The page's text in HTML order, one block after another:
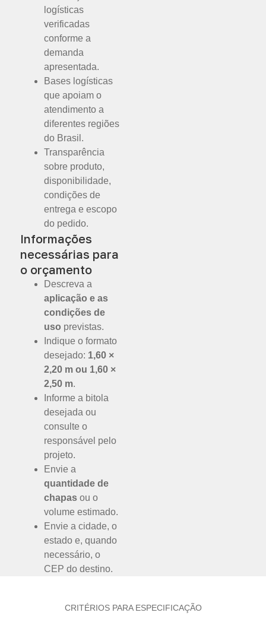
logísticas
verificadas
conforme a
demanda
apresentada.
Bases logísticas
que apoiam o
atendimento a
diferentes regiões
do Brasil.
Transparência
sobre produto,
disponibilidade,
condições de
entrega e escopo
do pedido.
Informações
necessárias para
o orçamento
Descreva a
aplicação e as
condições de
uso previstas.
Indique o formato
desejado: 1,60 ×
2,20 m ou 1,60 ×
2,50 m.
Informe a bitola
desejada ou
consulte o
responsável pelo
projeto.
Envie a
quantidade de
chapas ou o
volume estimado.
Envie a cidade, o
estado e, quando
necessário, o
CEP do destino.
CRITÉRIOS PARA ESPECIFICAÇÃO